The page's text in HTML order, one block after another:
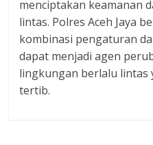
menciptakan keamanan
lintas. Polres Aceh Jaya
kombinasi pengaturan
dapat menjadi agen
lingkungan berlalu lintas
tertib.